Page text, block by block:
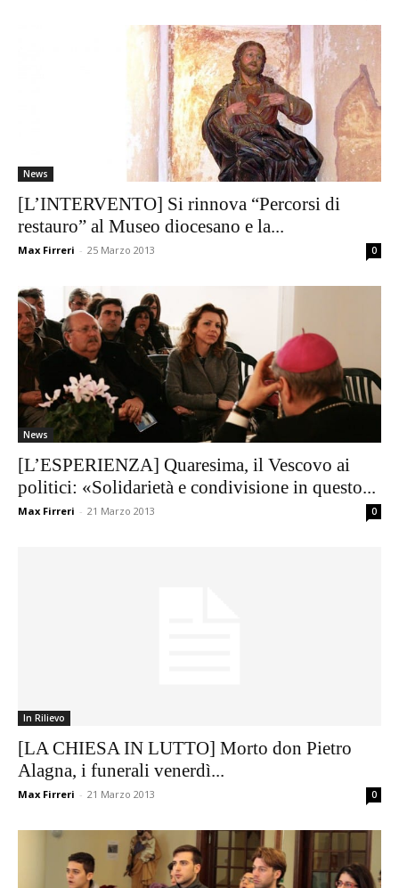
News
[L’INTERVENTO] Si rinnova “Percorsi di
restauro” al Museo diocesano e la...
Max Firreri - 25 Marzo 2013 0
News
[L’ESPERIENZA] Quaresima, il Vescovo ai
politici: «Solidarietà e condivisione in questo...
Max Firreri - 21 Marzo 2013 0
In Rilievo
[LA CHIESA IN LUTTO] Morto don Pietro
Alagna, i funerali venerdì...
Max Firreri - 21 Marzo 2013 0